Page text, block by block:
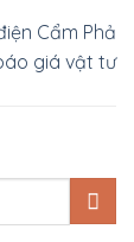
Cẩm Phả
giá vật tư